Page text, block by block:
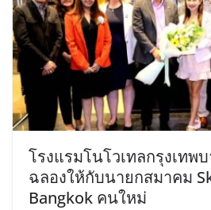
โรงแรมโนโวเทลกรุงเทพ
ฉลองให้กับนายกสมาคม
Bangkok คนใหม่